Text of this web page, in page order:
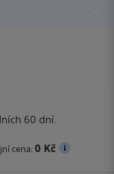
60 dní.
cena:0 Kč